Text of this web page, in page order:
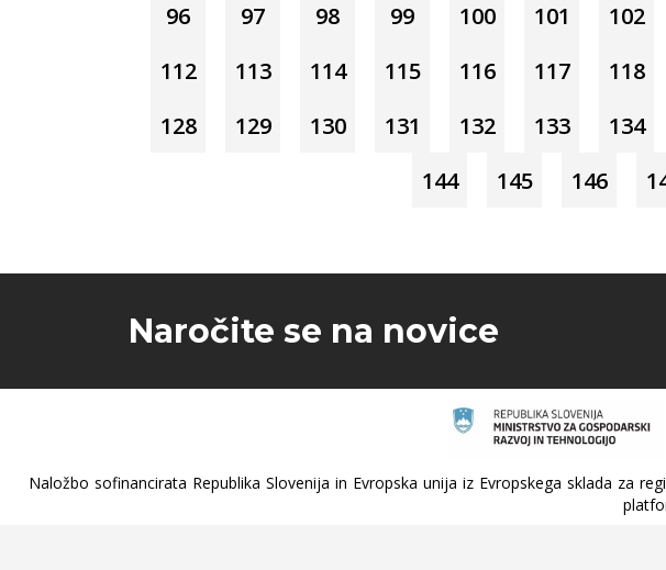
96
97 98 99 100 101 102
112
113 114 115 116 117 118
128
129 130 131 132 133 134
144
145 146
Naročite se na novice
Naložbo sofinancirata Republika Slovenija in Evropska unija iz Evropskega sklada za